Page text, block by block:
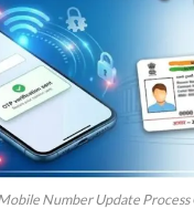
Number Update Process